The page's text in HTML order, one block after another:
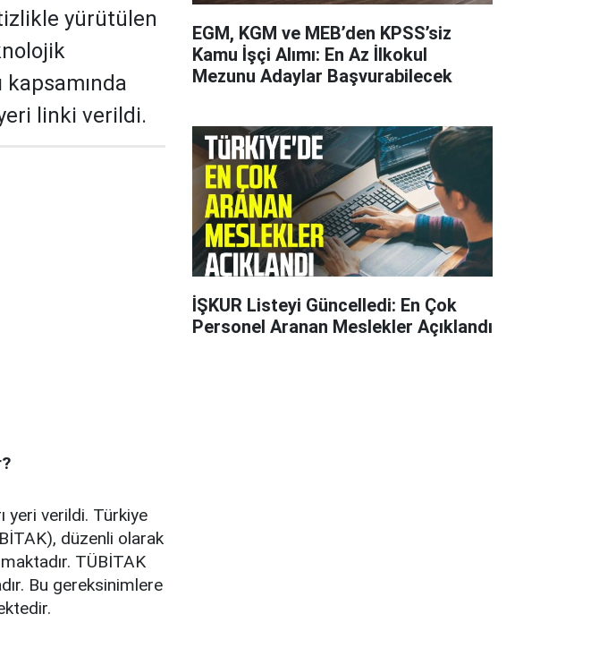
yürütülen
linki verildi.
yeri verildi. Türkiye
düzenli olarak
TÜBİTAK
Bu gereksinimlere
EGM, KGM ve MEB’den KPSS’siz
Kamu İşçi Alımı: En Az İlkokul
Mezunu Adaylar Başvurabilecek
İŞKUR Listeyi Güncelledi: En Çok
Personel Aranan Meslekler Açıklandı